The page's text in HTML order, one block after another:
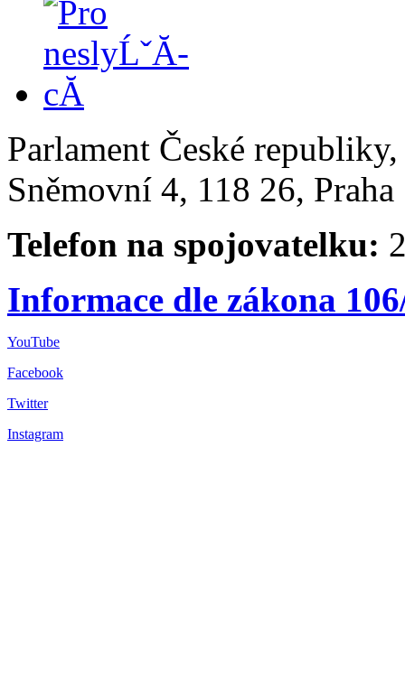
Parlament České
Sněmovní 4, 118 26,
Telefon na spojovatelku:
Informace dle zákona
YouTube
Facebook
Twitter
Instagram